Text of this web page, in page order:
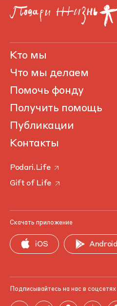
Кто мы
Что мы делаем
Помочь фонду
Получить помощь
Публикации
Контакты
Podari.Life
Gift of Life
Скачать приложение
iOS Android
Подписывайтесь на нас в соцсетях